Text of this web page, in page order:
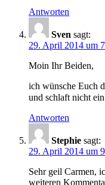
Antworten
Sven sagt:
29. April 2014 um
Moin Ihr Beiden,
ich wünsche Euch
und schlaft nicht
Antworten
Stephie sagt:
29. April 2014 um
Sehr geil Carmen,
weiteren